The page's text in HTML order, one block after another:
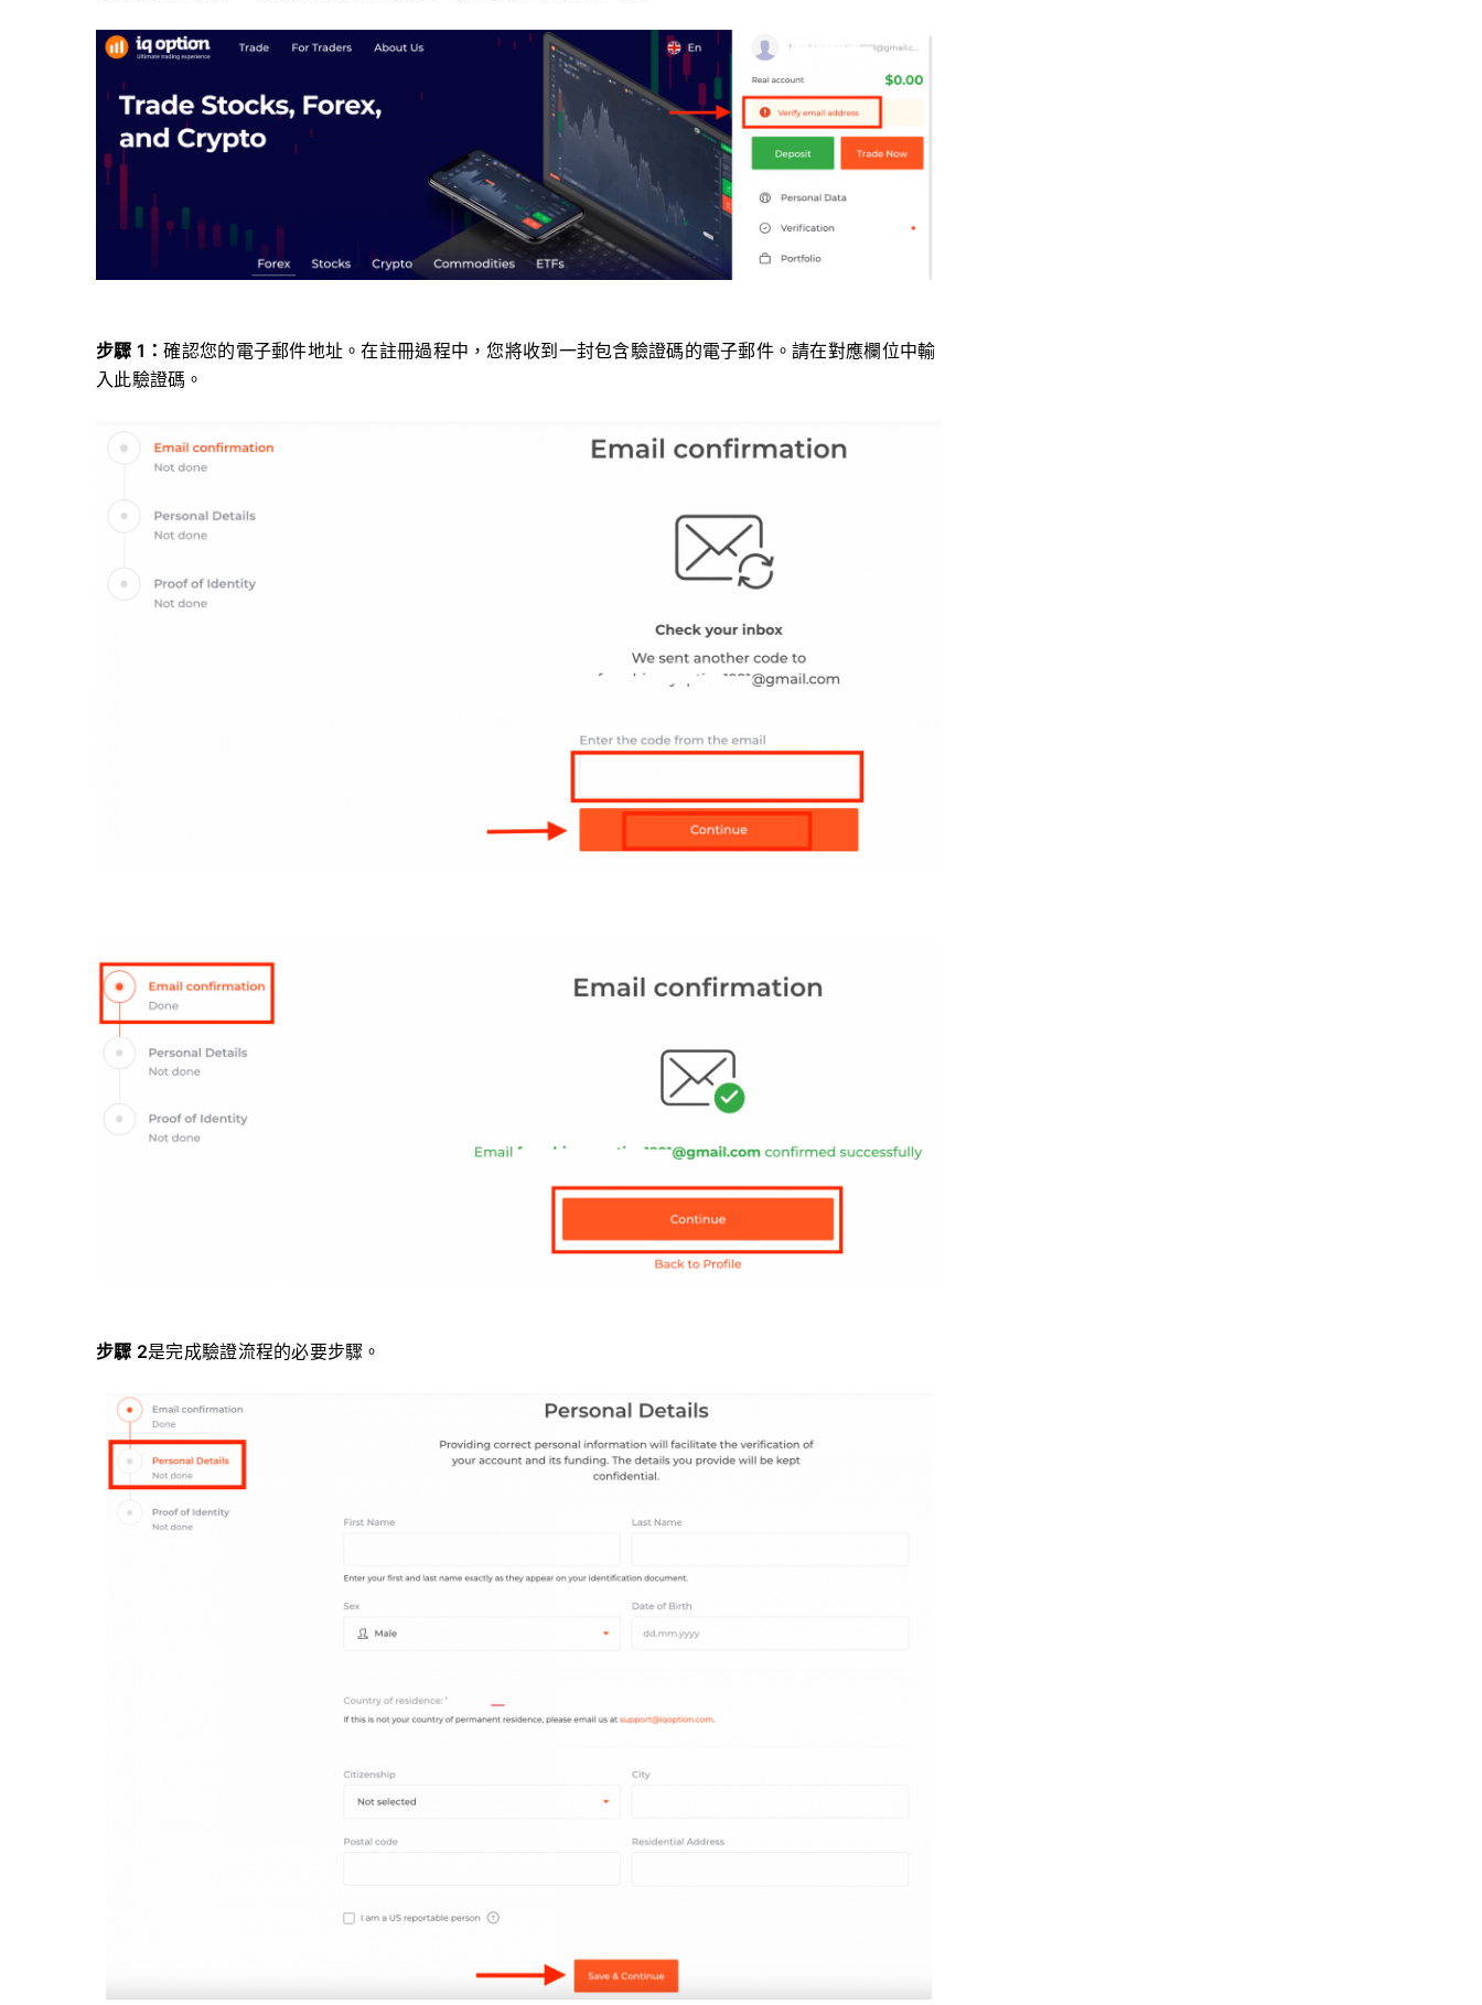
步驟 1：確認您的電子郵件地址。在註冊過程中，您將收到一封包含驗證碼的電子郵件。請在對應欄位中輸
入此驗證碼。
步驟 2是完成驗證流程的必要步驟。